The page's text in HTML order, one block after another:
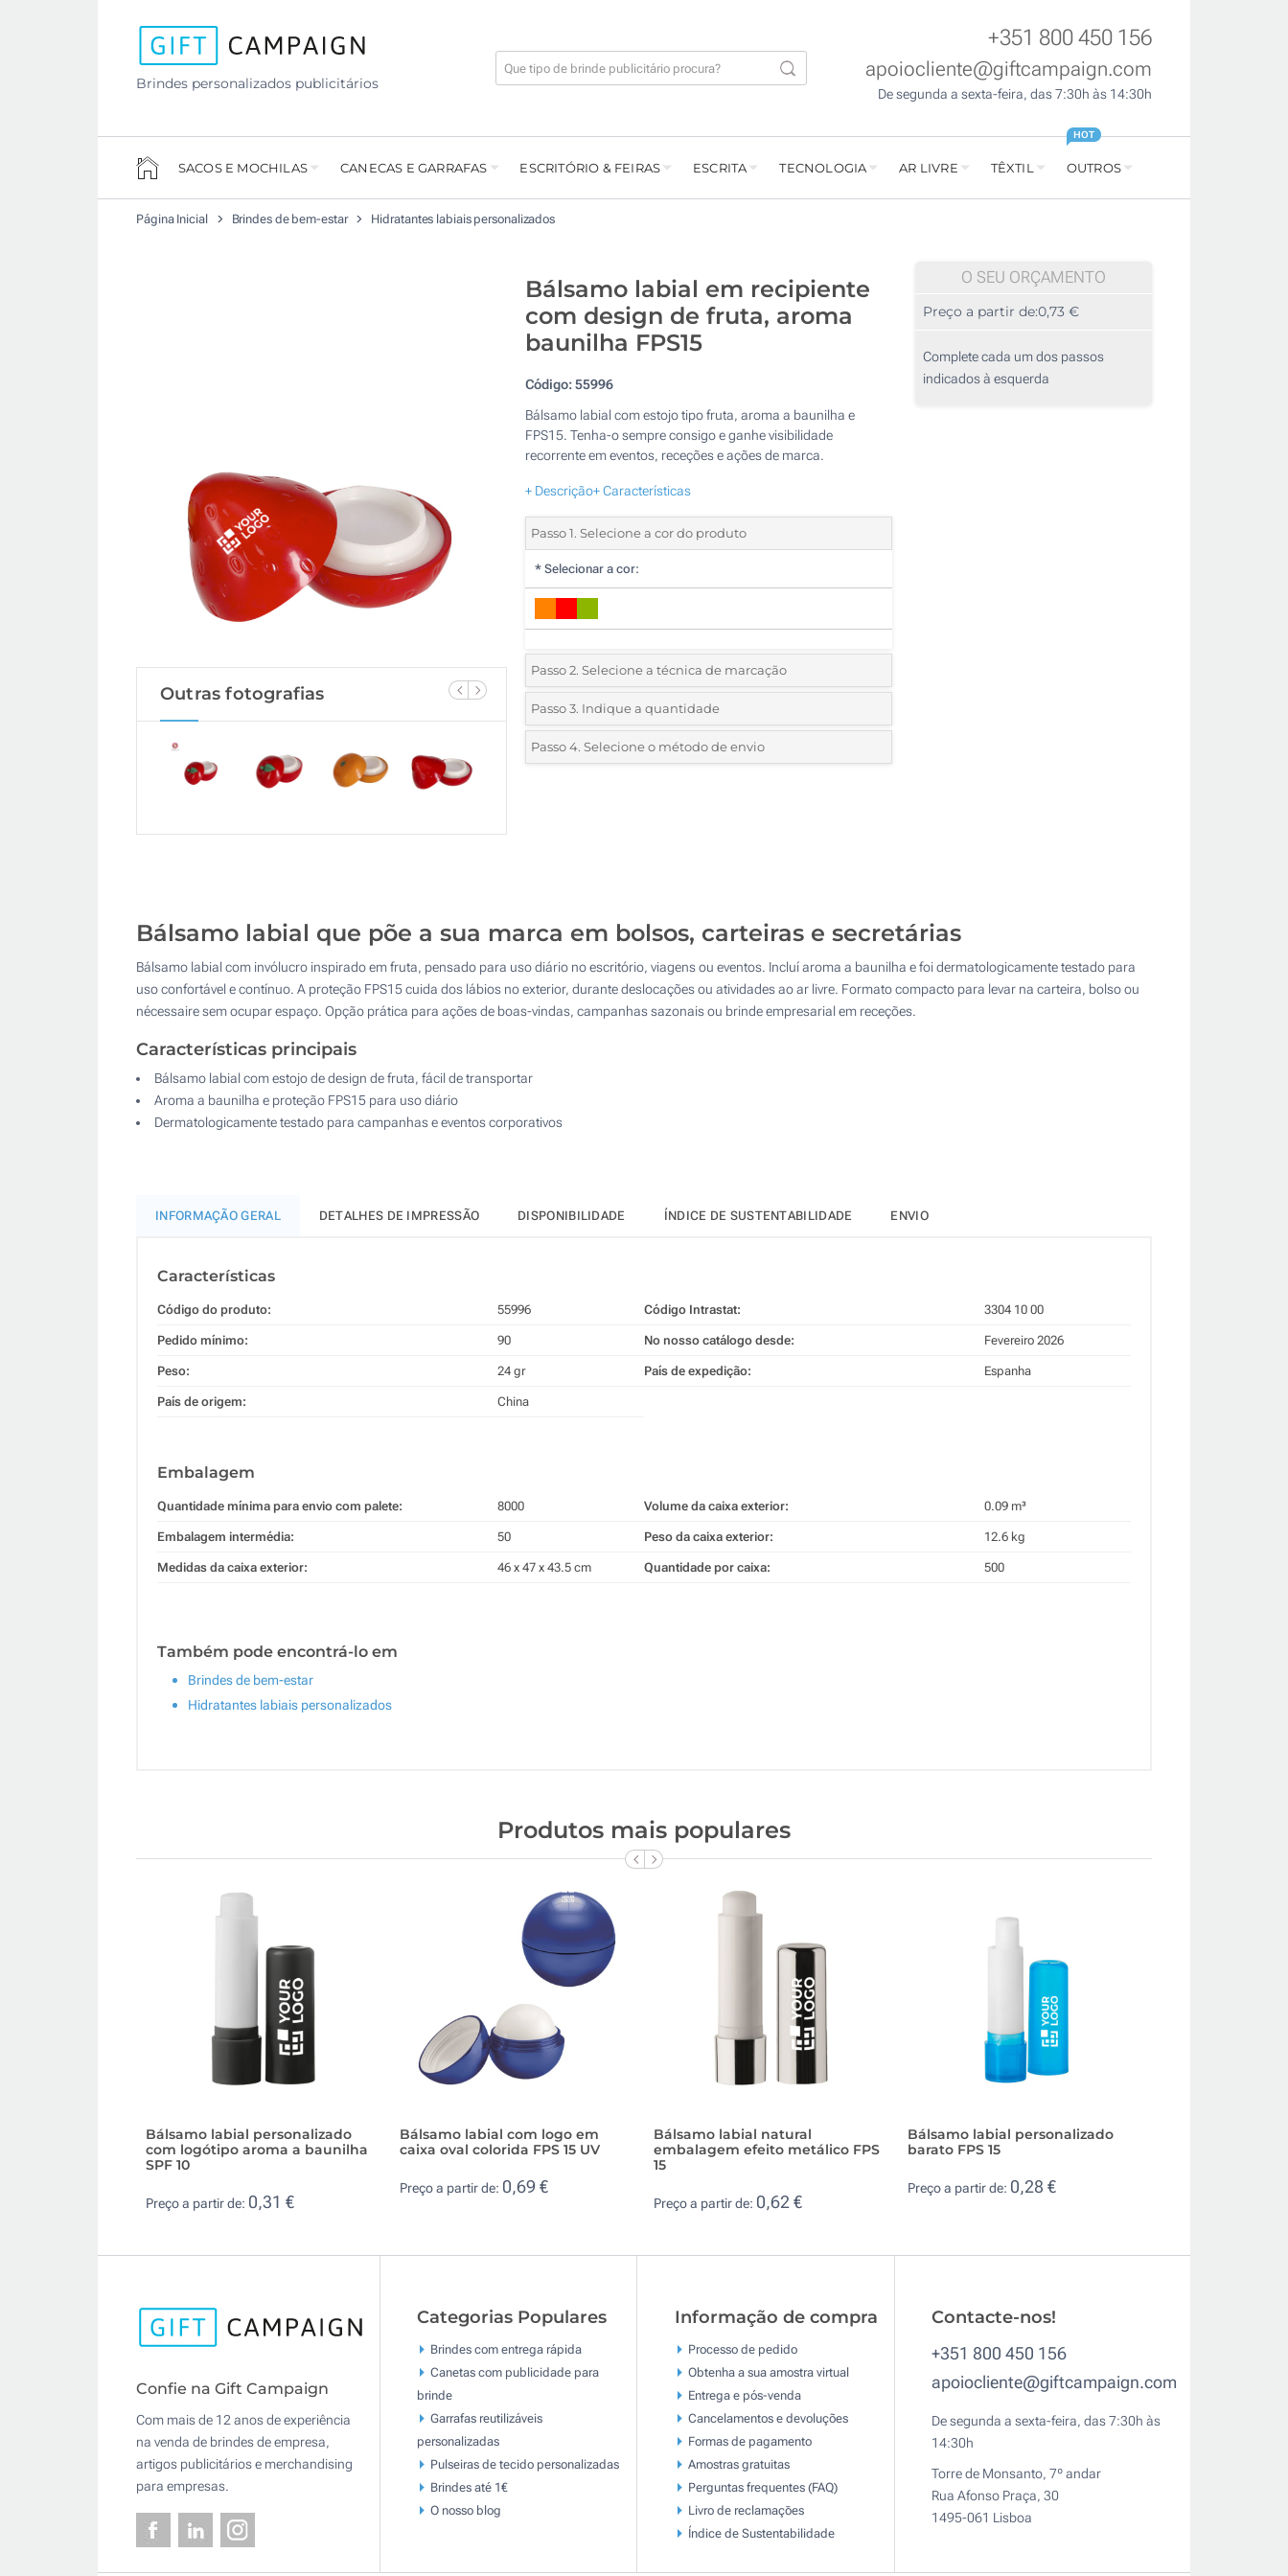
Brindes personalizados publicitários
+351 800 450 156
apoiocliente@giftcampaign.com
De segunda a sexta-feira, das 7:30h às 14:30h
SACOS E MOCHILAS CANECAS E GARRAFAS ESCRITÓRIO & FEIRAS ESCRITA TECNOLOGIA AR LIVRE TÊXTIL OUTROS
HOT
Página Inicial Brindes de bem-estar Hidratantes labiais personalizados
Outras fotografias
Bálsamo labial em recipiente
com design de fruta, aroma
baunilha FPS15
Código:55996
Bálsamo labial com estojo tipo fruta, aroma a baunilha e
FPS15. Tenha-o sempre consigo e ganhe visibilidade
recorrente em eventos, receções e ações de marca.
+ Descrição+ Características
Passo 1. Selecione a cor do produto
* Selecionar a cor:
Passo 2. Selecione a técnica de marcação
*Selecione o tipo de marcação e as cores do logotipo:
1 Cor (No utensílio)
Passo 3. Indique a quantidade
*Quantidade mínima:90
900
1800
Outra : Atualizar
Passo 4. Selecione o método de envio
O SEU ORÇAMENTO
Preço a partir de:0,73 €
Complete cada um dos passos
indicados à esquerda
Bálsamo labial que põe a sua marca em bolsos, carteiras e secretárias
Bálsamo labial com invólucro inspirado em fruta, pensado para uso diário no escritório, viagens ou eventos. Incluí aroma a baunilha e foi dermatologicamente testado para
uso confortável e contínuo. A proteção FPS15 cuida dos lábios no exterior, durante deslocações ou atividades ao ar livre. Formato compacto para levar na carteira, bolso ou
nécessaire sem ocupar espaço. Opção prática para ações de boas-vindas, campanhas sazonais ou brinde empresarial em receções.
Características principais
Bálsamo labial com estojo de design de fruta, fácil de transportar
Aroma a baunilha e proteção FPS15 para uso diário
Dermatologicamente testado para campanhas e eventos corporativos
INFORMAÇÃO GERAL DETALHES DE IMPRESSÃO DISPONIBILIDADE ÍNDICE DE SUSTENTABILIDADE ENVIO
Características
Código do produto: 55996
Pedido mínimo: 90
Peso: 24 gr
País de origem: China
Código Intrastat: 3304 10 00
No nosso catálogo desde: Fevereiro 2026
País de expedição: Espanha
Embalagem
Quantidade mínima para envio com palete: 8000
Embalagem intermédia: 50
Medidas da caixa exterior: 46 x 47 x 43.5 cm
Volume da caixa exterior: 0.09 m³
Peso da caixa exterior: 12.6 kg
Quantidade por caixa: 500
Também pode encontrá-lo em
Brindes de bem-estar
Hidratantes labiais personalizados
Produtos mais populares
Bálsamo labial personalizado
com logótipo aroma a baunilha
SPF 10
Preço a partir de: 0,31 €
Bálsamo labial com logo em
caixa oval colorida FPS 15 UV
Preço a partir de: 0,69 €
Bálsamo labial natural
embalagem efeito metálico FPS
15
Preço a partir de: 0,62 €
Bálsamo labial personalizado
barato FPS 15
Preço a partir de: 0,28 €
Confie na Gift Campaign
Com mais de 12 anos de experiência
na venda de brindes de empresa,
artigos publicitários e merchandising
para empresas.
Categorias Populares
Brindes com entrega rápida
Canetas com publicidade para
brinde
Garrafas reutilizáveis
personalizadas
Pulseiras de tecido personalizadas
Brindes até 1€
O nosso blog
Informação de compra
Processo de pedido
Obtenha a sua amostra virtual
Entrega e pós-venda
Cancelamentos e devoluções
Formas de pagamento
Amostras gratuitas
Perguntas frequentes (FAQ)
Livro de reclamaçōes
Índice de Sustentabilidade
Contacte-nos!
+351 800 450 156
apoiocliente@giftcampaign.com
De segunda a sexta-feira, das 7:30h às
14:30h
Torre de Monsanto, 7º andar
Rua Afonso Praça, 30
1495-061 Lisboa